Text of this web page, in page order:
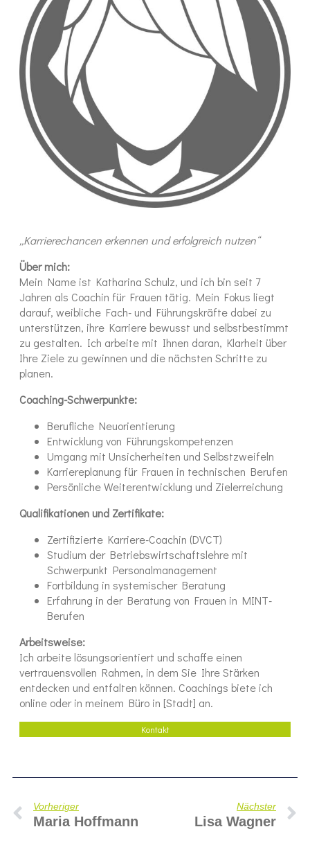
„Karrierechancen erkennen und erfolgreich nutzen“
Über mich:
Mein Name ist Katharina Schulz, und ich bin seit 7
Jahren als Coachin für Frauen tätig. Mein Fokus liegt
darauf, weibliche Fach- und Führungskräfte dabei zu
unterstützen, ihre Karriere bewusst und selbstbestimmt
zu gestalten. Ich arbeite mit Ihnen daran, Klarheit über
Ihre Ziele zu gewinnen und die nächsten Schritte zu
planen.
Coaching-Schwerpunkte:
Berufliche Neuorientierung
Entwicklung von Führungskompetenzen
Umgang mit Unsicherheiten und Selbstzweifeln
Karriereplanung für Frauen in technischen Berufen
Persönliche Weiterentwicklung und Zielerreichung
Qualifikationen und Zertifikate:
Zertifizierte Karriere-Coachin (DVCT)
Studium der Betriebswirtschaftslehre mit
Schwerpunkt Personalmanagement
Fortbildung in systemischer Beratung
Erfahrung in der Beratung von Frauen in MINT-
Berufen
Arbeitsweise:
Ich arbeite lösungsorientiert und schaffe einen
vertrauensvollen Rahmen, in dem Sie Ihre Stärken
entdecken und entfalten können. Coachings biete ich
online oder in meinem Büro in [Stadt] an.
Kontakt
Vorheriger
Maria Hoffmann
Nächster
Lisa Wagner